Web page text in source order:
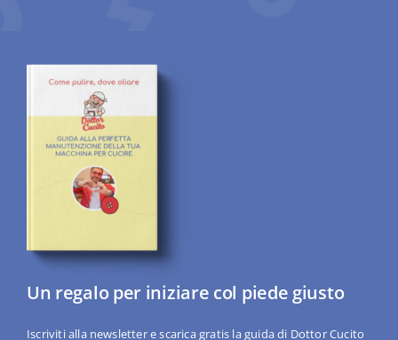
Un regalo per iniziare col piede giusto
Iscriviti alla newsletter e scarica gratis la guida di Dottor Cucito